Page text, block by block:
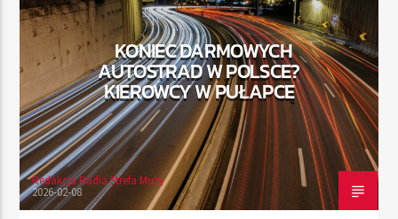
TERAZ
RADIO STREFA MUZY
00:00 10:00
KONIEC DARMOWYCH
AUTOSTRAD W POLSCE?
KIEROWCY W PUŁAPCE
Redakcja Radia Strefa Muzy
2026-02-08